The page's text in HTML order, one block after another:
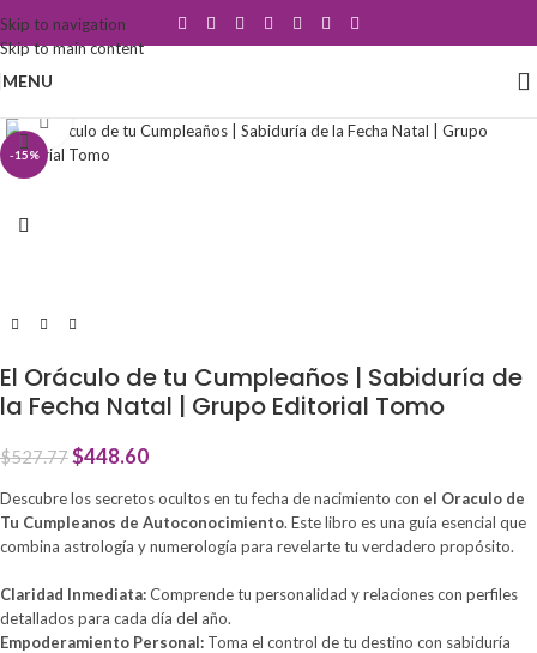
Skip to navigation
Skip to main content
MENU
-15%
Click to enlarge
El Oráculo de tu Cumpleaños | Sabiduría de
la Fecha Natal | Grupo Editorial Tomo
$527.77$448.60
Descubre los secretos ocultos en tu fecha de nacimiento con el Oraculo de
Tu Cumpleanos de Autoconocimiento. Este libro es una guía esencial que
combina astrología y numerología para revelarte tu verdadero propósito.
Claridad Inmediata:Comprende tu personalidad y relaciones con perfiles
detallados para cada día del año.
Empoderamiento Personal: Toma el control de tu destino con sabiduría